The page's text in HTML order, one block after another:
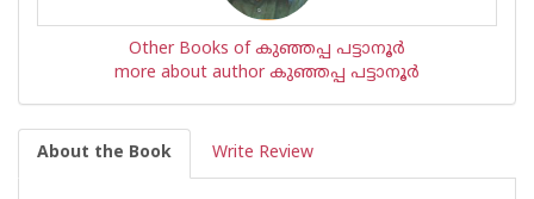
Other Books of കുഞ്ഞപ്പ പട്ടാ‍നൂര്‍
more about author കുഞ്ഞപ്പ പട്ടാ‍നൂര്‍
About the Book Write Review